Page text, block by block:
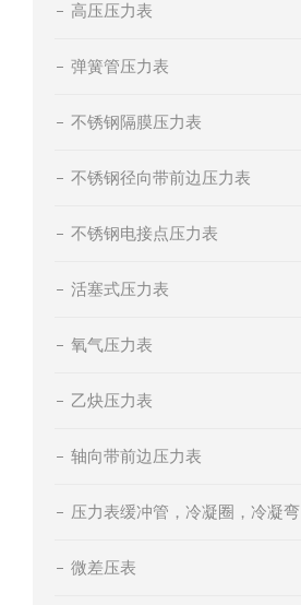
高压压力表
弹簧管压力表
不锈钢隔膜压力表
不锈钢径向带前边压力表
不锈钢电接点压力表
活塞式压力表
氧气压力表
乙炔压力表
轴向带前边压力表
压力表缓冲管，冷凝圈，冷凝弯
微差压表